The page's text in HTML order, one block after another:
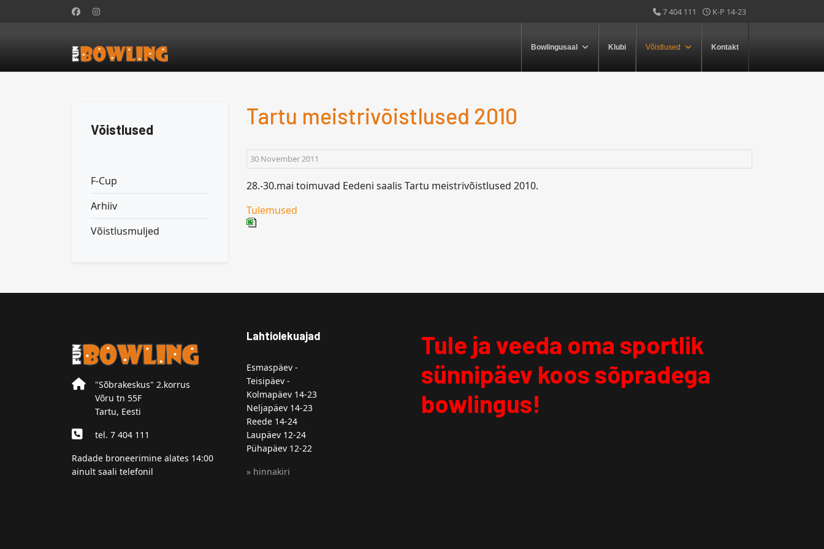
7 404 111 K-P 14-23
Bowlingusaal Klubi Võistlused Kontakt
Võistlused
F-Cup
Arhiiv
Võistlusmuljed
Tartu meistrivõistlused 2010
30 November 2011
28.-30.mai toimuvad Eedeni saalis Tartu meistrivõistlused 2010.
Tulemused
"Sõbrakeskus" 2.korrus
Võru tn 55F
Tartu, Eesti
tel. 7 404 111
Radade broneerimine alates 14:00
ainult saali telefonil
Lahtiolekuajad
Esmaspäev -
Teisipäev -
Kolmapäev 14-23
Neljapäev 14-23
Reede 14-24
Laupäev 12-24
Pühapäev 12-22
» hinnakiri
Tule ja veeda oma sportlik
sünnipäev koos sõpradega
bowlingus!